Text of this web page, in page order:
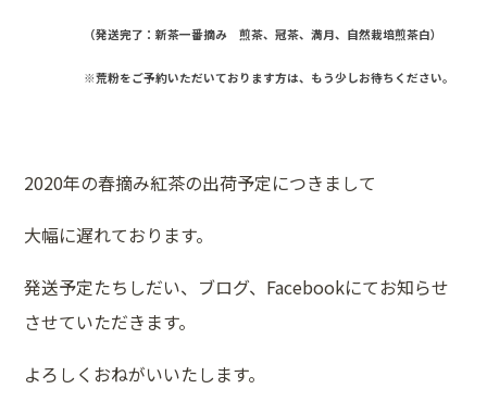
（発送完了：新茶一番摘み 煎茶、冠茶、満月、自然栽培煎茶白）
※荒粉をご予約いただいております方は、もう少しお待ちください。
2020年の春摘み紅茶の出荷予定につきまして
大幅に遅れております。
発送予定たちしだい、ブログ、Facebookにてお知らせ
させていただきます。
よろしくおねがいいたします。